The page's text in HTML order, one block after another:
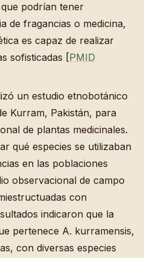
podrían tener
de fragancias o medicina,
es capaz de realizar
sofisticadas [PMID
un estudio etnobotánico
Kurram, Pakistán, para
de plantas medicinales.
qué especies se utilizaban
en las poblaciones
observacional de campo
con
indicaron que la
pertenece A. kurramensis,
con diversas especies